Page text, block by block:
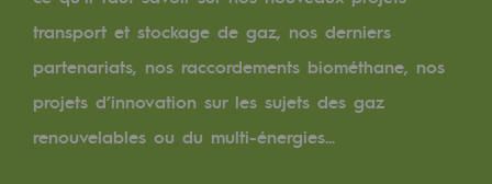
Transversalité et Collaboratif
Notre culture et nos valeurs
Une organisation certifiée
transport et stockage de gaz, nos derniers
partenariats, nos raccordements biométhane, nos
projets d’innovation sur les sujets des gaz
renouvelables ou du multi-énergies...